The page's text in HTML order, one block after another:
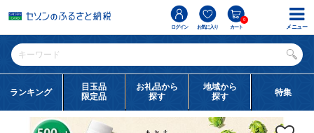
ログイン お気に入り カート
0
ランキング
目玉品
限定品
お礼品から
探す
地域から
探す
特集
メニュー